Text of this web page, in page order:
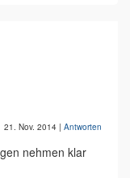
21. Nov. 2014 | Antworten
nehmen klar